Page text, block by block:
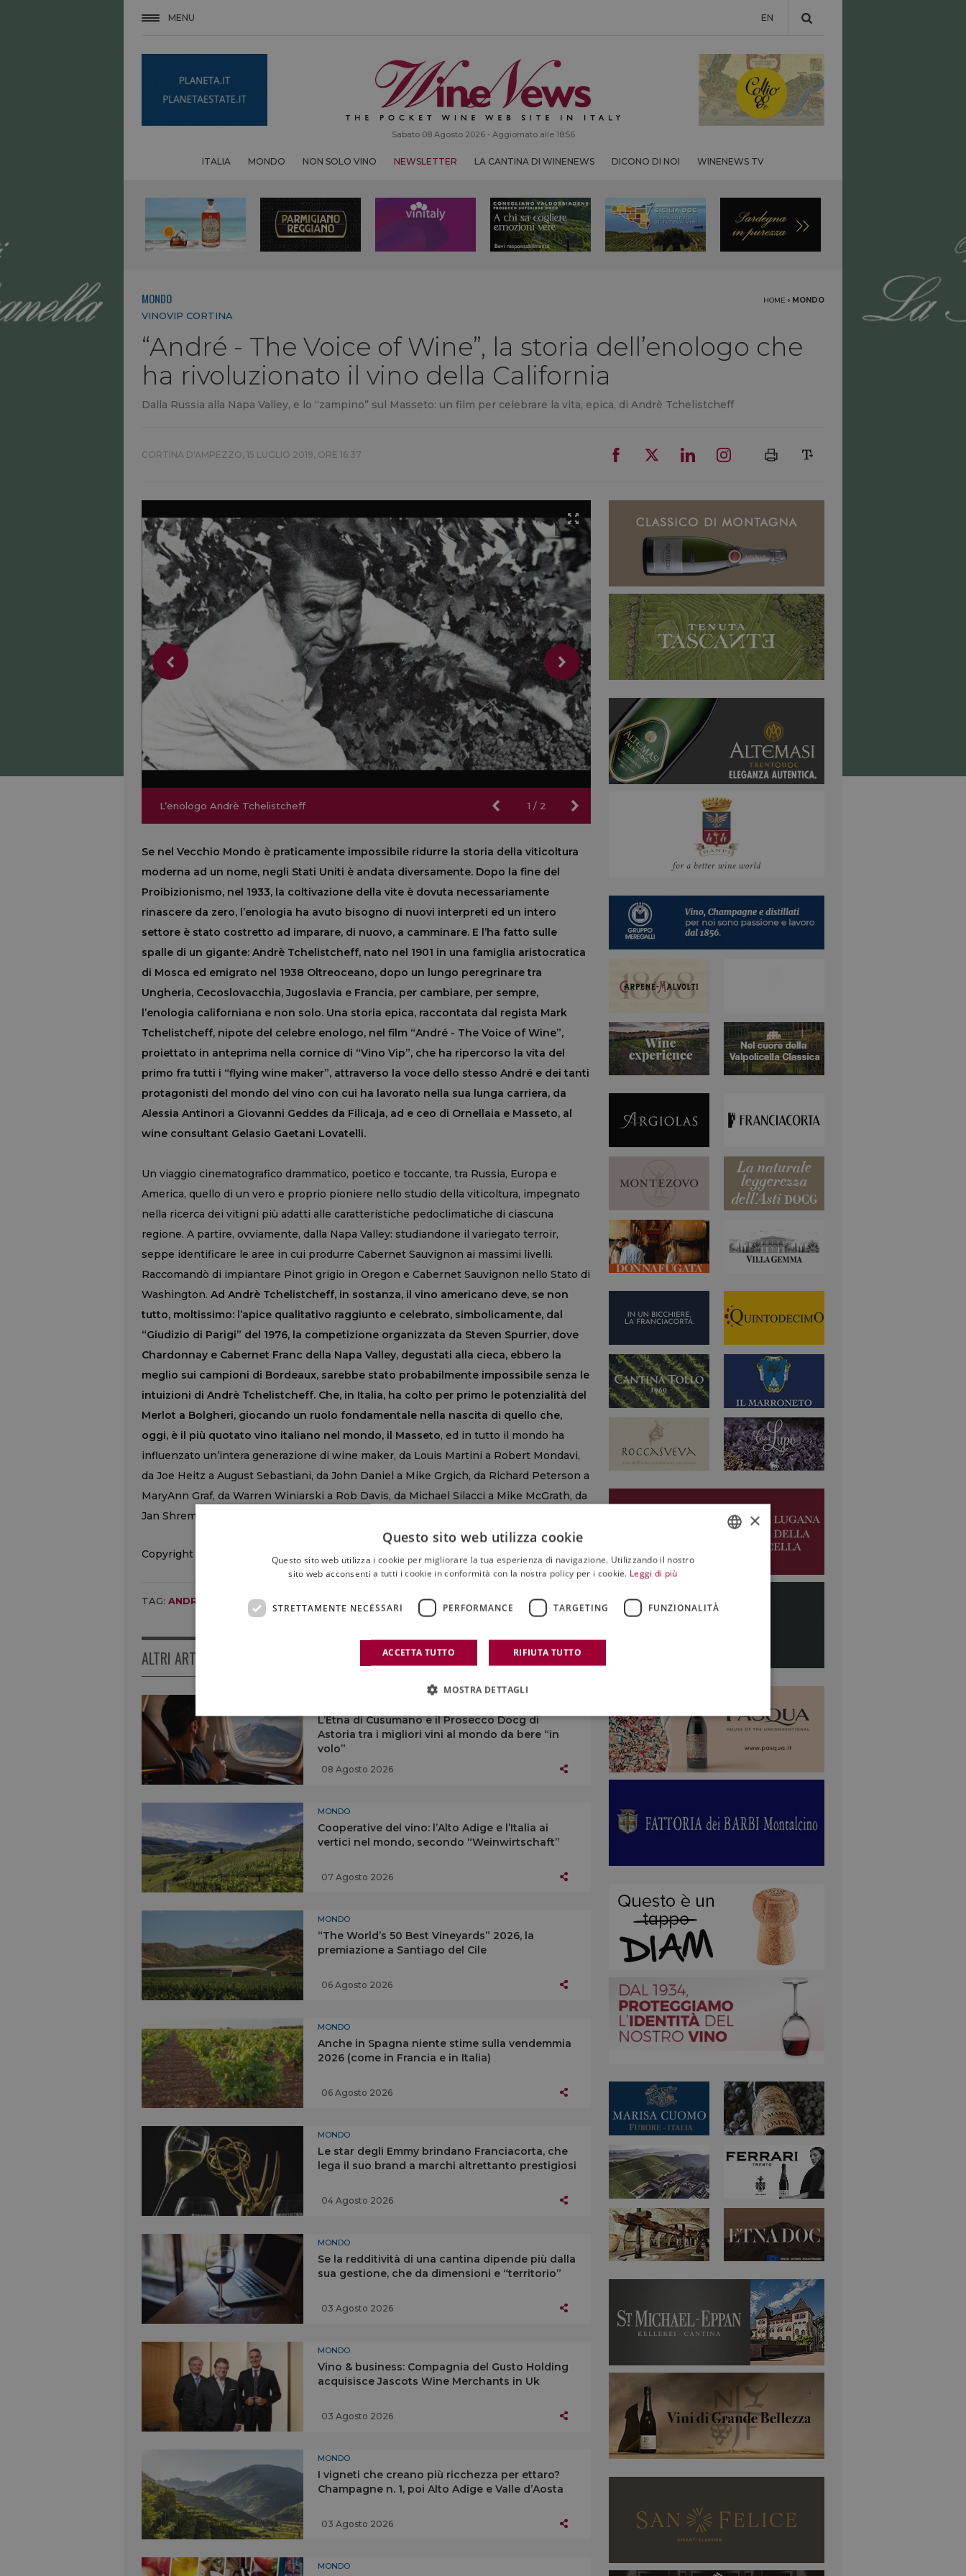
MENU EN
Sabato 08 Agosto 2026 - Aggiornato alle 18:56
ITALIA MONDO NON SOLO VINO NEWSLETTER LA CANTINA DI WINENEWS DICONO DI NOI WINENEWS TV
MONDO HOME › MONDO
VINOVIP CORTINA
“André - The Voice of Wine”, la storia dell’enologo che
ha rivoluzionato il vino della California
Dalla Russia alla Napa Valley, e lo “zampino” sul Masseto: un film per celebrare la vita, epica, di Andrè Tchelistcheff
CORTINA D'AMPEZZO, 15 LUGLIO 2019, ORE 16:37
1 / 2
L’enologo Andrè Tchelistcheff
L’enologo Andrè Tchelistcheff
Se nel Vecchio Mondo è praticamente impossibile ridurre la storia della viticoltura
moderna ad un nome, negli Stati Uniti è andata diversamente. Dopo la fine del
Proibizionismo, nel 1933, la coltivazione della vite è dovuta necessariamente
rinascere da zero, l’enologia ha avuto bisogno di nuovi interpreti ed un intero
settore è stato costretto ad imparare, di nuovo, a camminare. E l’ha fatto sulle
spalle di un gigante: Andrè Tchelistcheff, nato nel 1901 in una famiglia aristocratica
di Mosca ed emigrato nel 1938 Oltreoceano, dopo un lungo peregrinare tra
Ungheria, Cecoslovacchia, Jugoslavia e Francia, per cambiare, per sempre,
l’enologia californiana e non solo. Una storia epica, raccontata dal regista Mark
Tchelistcheff, nipote del celebre enologo, nel film “André - The Voice of Wine”,
proiettato in anteprima nella cornice di “Vino Vip”, che ha ripercorso la vita del
primo fra tutti i “flying wine maker”, attraverso la voce dello stesso André e dei tanti
protagonisti del mondo del vino con cui ha lavorato nella sua lunga carriera, da
Alessia Antinori a Giovanni Geddes da Filicaja, ad e ceo di Ornellaia e Masseto, al
wine consultant Gelasio Gaetani Lovatelli.
Un viaggio cinematografico drammatico, poetico e toccante, tra Russia, Europa e
America, quello di un vero e proprio pioniere nello studio della viticoltura, impegnato
nella ricerca dei vitigni più adatti alle caratteristiche pedoclimatiche di ciascuna
regione. A partire, ovviamente, dalla Napa Valley: studiandone il variegato terroir,
seppe identificare le aree in cui produrre Cabernet Sauvignon ai massimi livelli.
Raccomandò di impiantare Pinot grigio in Oregon e Cabernet Sauvignon nello Stato di
Washington. Ad Andrè Tchelistcheff, in sostanza, il vino americano deve, se non
tutto, moltissimo: l’apice qualitativo raggiunto e celebrato, simbolicamente, dal
“Giudizio di Parigi” del 1976, la competizione organizzata da Steven Spurrier, dove
Chardonnay e Cabernet Franc della Napa Valley, degustati alla cieca, ebbero la
meglio sui campioni di Bordeaux, sarebbe stato probabilmente impossibile senza le
intuizioni di Andrè Tchelistcheff. Che, in Italia, ha colto per primo le potenzialità del
Merlot a Bolgheri, giocando un ruolo fondamentale nella nascita di quello che,
oggi, è il più quotato vino italiano nel mondo, il Masseto, ed in tutto il mondo ha
influenzato un’intera generazione di wine maker, da Louis Martini a Robert Mondavi,
da Joe Heitz a August Sebastiani, da John Daniel a Mike Grgich, da Richard Peterson a
MaryAnn Graf, da Warren Winiarski a Rob Davis, da Michael Silacci a Mike McGrath, da
Jan Shrem a Rick Sayre, da Marco Cappelli ad Heidi Peterson Barrett e Jill Davis.
Copyright © 2000/2026
TAG: ANDRÉ TCHELISTCHEFF FILM
ALTRI ARTICOLI
L’Etna di Cusumano e il Prosecco Docg di
Astoria tra i migliori vini al mondo da bere “in
volo”
08 Agosto 2026
MONDO
Cooperative del vino: l’Alto Adige e l’Italia ai
vertici nel mondo, secondo “Weinwirtschaft”
07 Agosto 2026
MONDO
“The World’s 50 Best Vineyards” 2026, la
premiazione a Santiago del Cile
06 Agosto 2026
MONDO
Anche in Spagna niente stime sulla vendemmia
2026 (come in Francia e in Italia)
06 Agosto 2026
MONDO
Le star degli Emmy brindano Franciacorta, che
lega il suo brand a marchi altrettanto prestigiosi
04 Agosto 2026
MONDO
Se la redditività di una cantina dipende più dalla
sua gestione, che da dimensioni e “territorio”
03 Agosto 2026
MONDO
Vino & business: Compagnia del Gusto Holding
acquisisce Jascots Wine Merchants in Uk
03 Agosto 2026
MONDO
I vigneti che creano più ricchezza per ettaro?
Champagne n. 1, poi Alto Adige e Valle d’Aosta
03 Agosto 2026
MONDO
×
Questo sito web utilizza cookie
Questo sito web utilizza i cookie per migliorare la tua esperienza di navigazione. Utilizzando il nostro
sito web acconsenti a tutti i cookie in conformità con la nostra policy per i cookie. Leggi di più
STRETTAMENTE NECESSARI PERFORMANCE TARGETING FUNZIONALITÀ
ACCETTA TUTTO RIFIUTA TUTTO
MOSTRA DETTAGLI